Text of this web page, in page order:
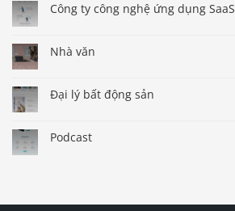
Công ty công nghệ ứng dụng SaaS
Nhà văn
Đại lý bất động sản
Podcast